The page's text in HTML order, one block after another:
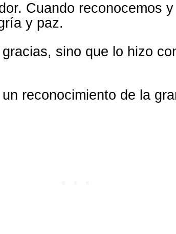
Cuando reconocemos
y paz.
sino que lo hizo
reconocimiento de la